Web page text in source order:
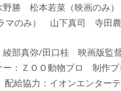
松本若菜（映画のみ）
マのみ） 山下真司 寺田
部真弥/田口桂 映画版監
：ＺＯＯ動物プロ 制作
給協力：イオンエンター